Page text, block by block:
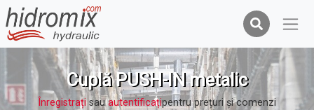
Cuplă PUSH-IN metalic
Înregistrațisauautentificațipentru prețuri şi comenzi